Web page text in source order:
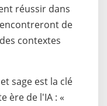
réussir dans
de
contextes
sage est la clé
ère de l'IA : «